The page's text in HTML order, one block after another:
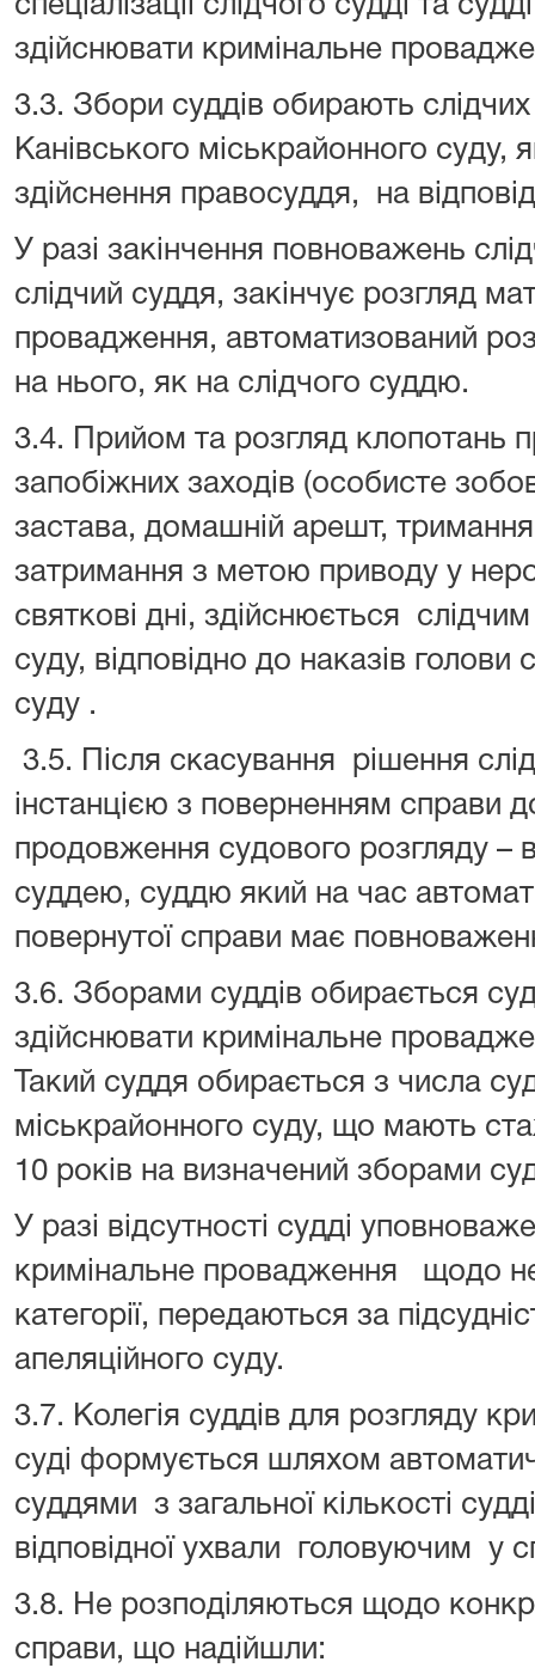
спеціалізації слідчого судді та
здійснювати кримінальне
3.3. Збори суддів обирають слідчих
Канівського міськрайонного
здійснення правосуддя, на
У разі закінчення повноважень
слідчий суддя, закінчує розгляд
провадження, автоматизований
на нього, як на слідчого суддю.
3.4. Прийом та розгляд клопотань
запобіжних заходів (особисте
застава, домашній арешт,
затримання з метою приводу у
святкові дні, здійснюється
суду, відповідно до наказів голови
суду .
3.5. Після скасування рішення
інстанцією з поверненням справи
продовження судового розгляду –
суддею, суддю який на час
повернутої справи має
3.6. Зборами суддів обирається
здійснювати кримінальне
Такий суддя обирається з числа
міськрайонного суду, що мають
10 років на визначений зборами
У разі відсутності судді
кримінальне провадження щодо
категорії, передаються за
апеляційного суду.
3.7. Колегія суддів для розгляду
суді формується шляхом
суддями з загальної кількості
відповідної ухвали головуючим у
3.8. Не розподіляються щодо
справи, що надійшли: